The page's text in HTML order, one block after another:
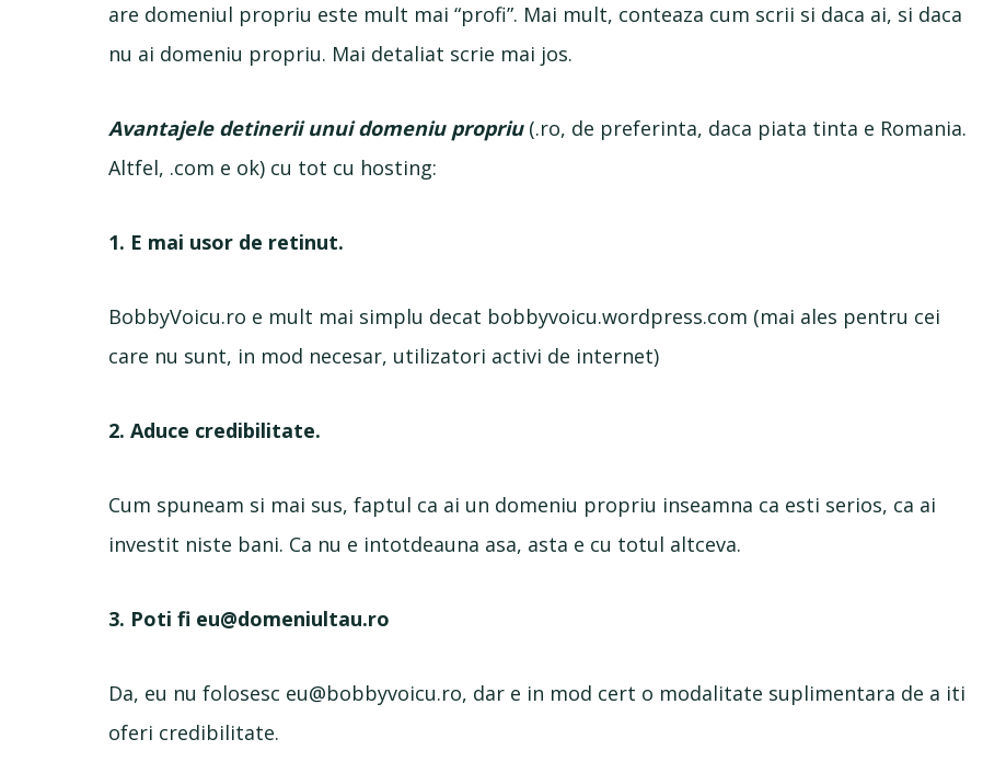
are domeniul propriu este mult mai “profi”. Mai mult, conteaza cum scrii si daca ai, si daca
nu ai domeniu propriu. Mai detaliat scrie mai jos.
Avantajele detinerii unui domeniu propriu(.ro, de preferinta, daca piata tinta e Romania.
Altfel, .com e ok) cu tot cu hosting:
1. E mai usor de retinut.
BobbyVoicu.ro e mult mai simplu decat bobbyvoicu.wordpress.com (mai ales pentru cei
care nu sunt, in mod necesar, utilizatori activi de internet)
2. Aduce credibilitate.
Cum spuneam si mai sus, faptul ca ai un domeniu propriu inseamna ca esti serios, ca ai
investit niste bani. Ca nu e intotdeauna asa, asta e cu totul altceva.
3. Poti fi eu@domeniultau.ro
Da, eu nu folosesc eu@bobbyvoicu.ro, dar e in mod cert o modalitate suplimentara de a iti
oferi credibilitate.